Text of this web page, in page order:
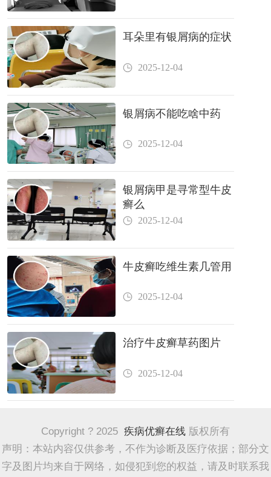
耳朵里有银屑病的症状
2025-12-04
银屑病不能吃啥中药
2025-12-04
银屑病甲是寻常型牛皮
癣么
2025-12-04
牛皮癣吃维生素几管用
2025-12-04
治疗牛皮癣草药图片
2025-12-04
Copyright ? 2025 疾病优癣在线 版权所有
声明：本站内容仅供参考，不作为诊断及医疗依据；部分文
字及图片均来自于网络，如侵犯到您的权益，请及时联系我